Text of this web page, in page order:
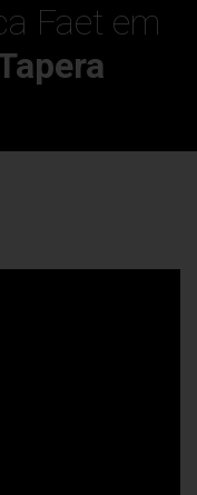
Faet em